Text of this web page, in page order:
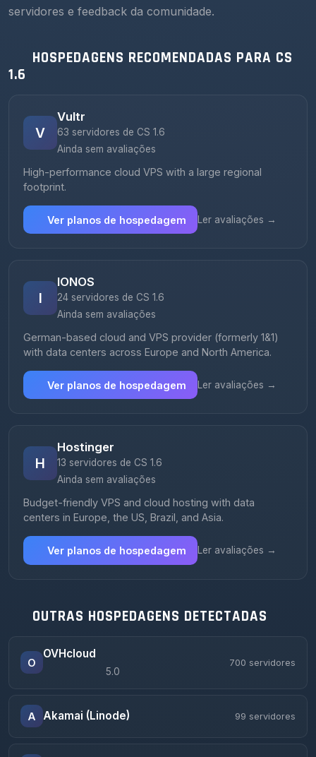
servidores e feedback da comunidade.
HOSPEDAGENS RECOMENDADAS PARA CS
1.6
V
Vultr
63 servidores de CS 1.6
Ainda sem avaliações
High-performance cloud VPS with a large regional
footprint.
Ver planos de hospedagem Ler avaliações →
I
IONOS
24 servidores de CS 1.6
Ainda sem avaliações
German-based cloud and VPS provider (formerly 1&1)
with data centers across Europe and North America.
Ver planos de hospedagem Ler avaliações →
H
Hostinger
13 servidores de CS 1.6
Ainda sem avaliações
Budget-friendly VPS and cloud hosting with data
centers in Europe, the US, Brazil, and Asia.
Ver planos de hospedagem Ler avaliações →
OUTRAS HOSPEDAGENS DETECTADAS
O
OVHcloud
5.0
700 servidores
A Akamai (Linode) 99 servidores